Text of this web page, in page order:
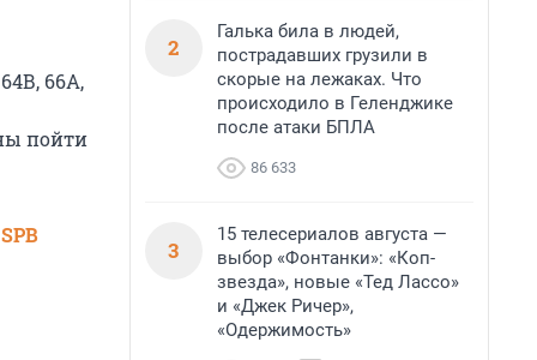
66А,
пойти
2
Галька била в людей,
пострадавших грузили в
скорые на лежаках. Что
происходило в Геленджике
после атаки БПЛА
86 633
3
15 телесериалов августа —
выбор «Фонтанки»: «Коп-
звезда», новые «Тед Лассо»
и «Джек Ричер»,
«Одержимость»